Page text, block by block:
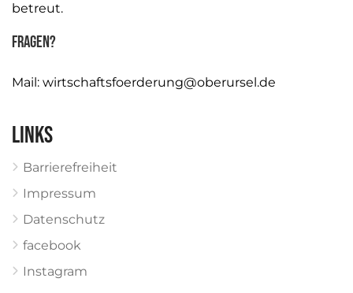
betreut.
Fragen?
Mail: wirtschaftsfoerderung@oberursel.de
Links
Barrierefreiheit
Impressum
Datenschutz
facebook
Instagram